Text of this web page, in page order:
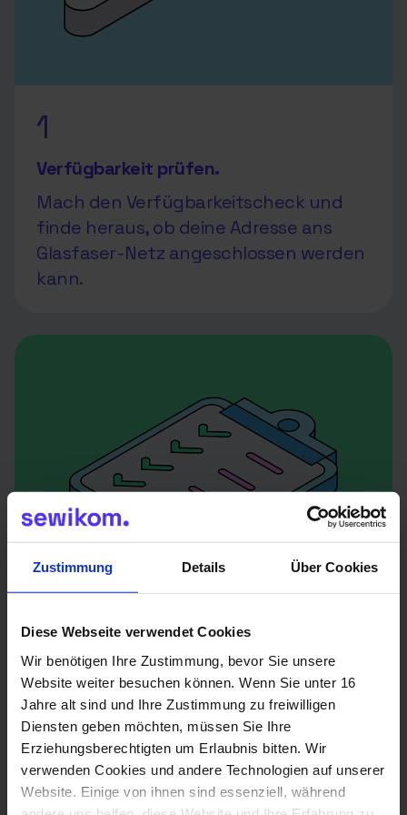
Zustimmung Details Über Cookies
Diese Webseite verwendet Cookies
Wir benötigen Ihre Zustimmung, bevor Sie unsere
Website weiter besuchen können. Wenn Sie unter 16
Jahre alt sind und Ihre Zustimmung zu freiwilligen
Diensten geben möchten, müssen Sie Ihre
Erziehungsberechtigten um Erlaubnis bitten. Wir
verwenden Cookies und andere Technologien auf unserer
Website. Einige von ihnen sind essenziell, während
schnelles und stabiles Glasfaser-
Internet.
1
Verfügbarkeit prüfen.
Mach den Verfügbarkeitscheck und
finde heraus, ob deine Adresse ans
Glasfaser-Netz angeschlossen werden
kann.
2
Zustimmung erteilen – ganz einfach per
Formular.
Für den Anschluss ist die Zustimmung
deiner Vermieterin oder deines